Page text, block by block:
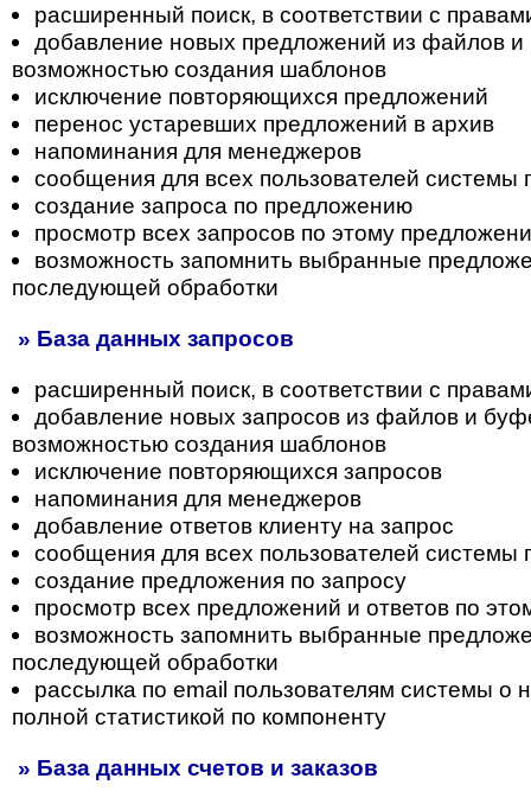
расширенный поиск, в соответствии с
добавление новых предложений из файлов
возможностью создания шаблонов
исключение повторяющихся предложений
перенос устаревших предложений в архив
напоминания для менеджеров
сообщения для всех пользователей
создание запроса по предложению
просмотр всех запросов по этому
возможность запомнить выбранные
последующей обработки
» База данных запросов
расширенный поиск, в соответствии с
добавление новых запросов из файлов и
возможностью создания шаблонов
исключение повторяющихся запросов
напоминания для менеджеров
добавление ответов клиенту на запрос
сообщения для всех пользователей системы
создание предложения по запросу
просмотр всех предложений и ответов по
возможность запомнить выбранные
последующей обработки
рассылка по email пользователям системы о
полной статистикой по компоненту
» База данных счетов и заказов